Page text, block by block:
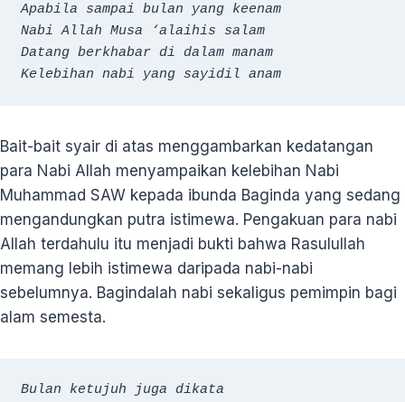
Apabila sampai bulan yang keenam
Nabi Allah Musa ‘alaihis salam
Datang berkhabar di dalam manam
Kelebihan nabi yang sayidil anam
Bait-bait syair di atas menggambarkan kedatangan
para Nabi Allah menyampaikan kelebihan Nabi
Muhammad SAW kepada ibunda Baginda yang sedang
mengandungkan putra istimewa. Pengakuan para nabi
Allah terdahulu itu menjadi bukti bahwa Rasulullah
memang lebih istimewa daripada nabi-nabi
sebelumnya. Bagindalah nabi sekaligus pemimpin bagi
alam semesta.
Bulan ketujuh juga dikata